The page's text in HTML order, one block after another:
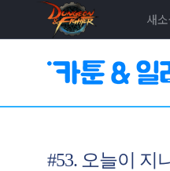
새소
#53. 오늘이 지